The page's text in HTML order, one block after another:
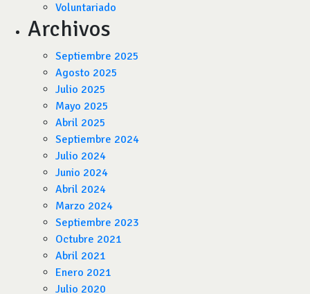
Voluntariado
Archivos
Septiembre 2025
Agosto 2025
Julio 2025
Mayo 2025
Abril 2025
Septiembre 2024
Julio 2024
Junio 2024
Abril 2024
Marzo 2024
Septiembre 2023
Octubre 2021
Abril 2021
Enero 2021
Julio 2020